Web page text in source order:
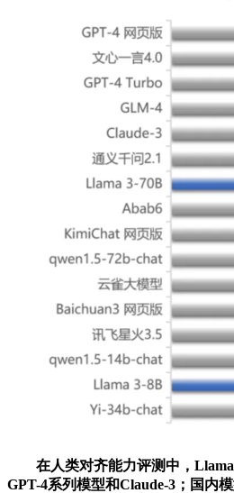
在人类对齐能力评测中，Llama
GPT-4系列模型和Claude-3；国内